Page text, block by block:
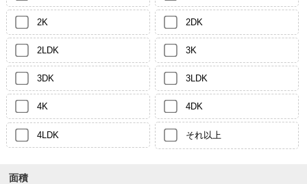
2K 2DK
2LDK 3K
3DK 3LDK
4K 4DK
4LDK それ以上
面積